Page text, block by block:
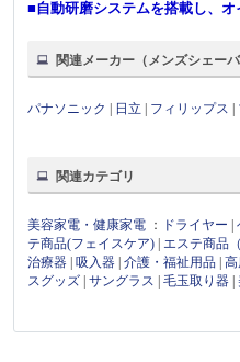
■自動研磨システムを搭載し、
関連メーカー（メンズシェーバ
パナソニック 日立 フィリップス
関連カテゴリ
美容家電・健康家電 ： ドライヤー |
テ商品(フェイスケア)
エステ商品
治療器 |吸入器 |介護・福祉用品 |
スグッズ |サングラス |毛玉取り器 |